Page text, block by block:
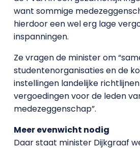
want sommige
hierdoor een wel erg lage
inspanningen.
Ze vragen de minister om
studentenorganisaties en de
instellingen landelijke
vergoedingen voor de leden
medezeggenschap”.
Meer evenwicht nodig
Daar staat minister Dijkgraaf